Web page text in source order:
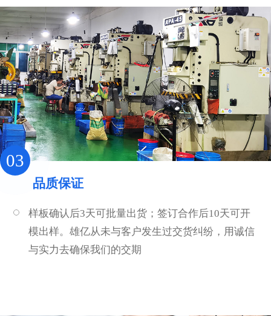
03
品质保证
样板确认后3天可批量出货；签订合作后10天可开
模出样。雄亿从未与客户发生过交货纠纷，用诚信
与实力去确保我们的交期